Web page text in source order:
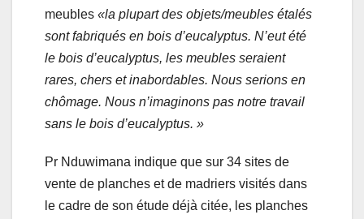
meubles «la plupart des objets/meubles étalés
sont fabriqués en bois d’eucalyptus. N’eut été
le bois d’eucalyptus, les meubles seraient
rares, chers et inabordables. Nous serions en
chômage. Nous n’imaginons pas notre travail
sans le bois d’eucalyptus. »
Pr Nduwimana indique que sur 34 sites de
vente de planches et de madriers visités dans
le cadre de son étude déjà citée, les planches